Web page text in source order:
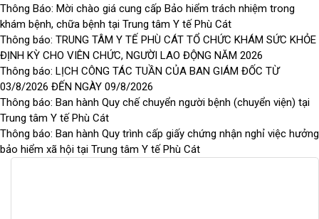
Thông Báo: Mời chào giá cung cấp Bảo hiểm trách nhiệm trong
khám bệnh, chữa bệnh tại Trung tâm Y tế Phù Cát
Thông báo: TRUNG TÂM Y TẾ PHÙ CÁT TỔ CHỨC KHÁM SỨC KHỎE
ĐỊNH KỲ CHO VIÊN CHỨC, NGƯỜI LAO ĐỘNG NĂM 2026
Thông báo: LỊCH CÔNG TÁC TUẦN CỦA BAN GIÁM ĐỐC TỪ
03/8/2026 ĐẾN NGÀY 09/8/2026
Thông báo: Ban hành Quy chế chuyển người bệnh (chuyển viện) tại
Trung tâm Y tế Phù Cát
Thông báo: Ban hành Quy trình cấp giấy chứng nhận nghỉ việc hưởng
bảo hiểm xã hội tại Trung tâm Y tế Phù Cát